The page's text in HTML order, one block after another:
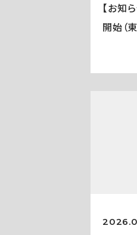
【お知
開始（